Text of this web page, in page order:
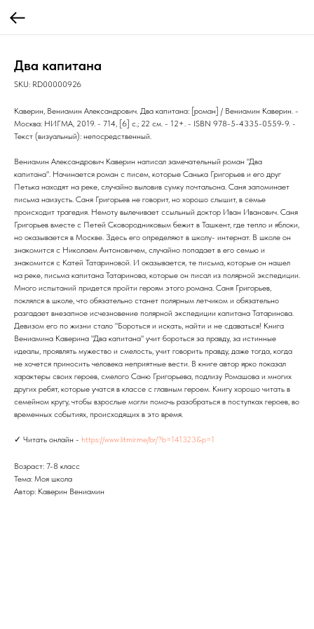
Два капитана
SKU: RD00000926
Каверин, Вениамин Александрович. Два капитана: [роман] / Вениамин Каверин. -
Москва: НИГМА, 2019. - 714, [6] с.; 22 см. - 12+. - ISBN 978-5-4335-0559-9. -
Текст (визуальный): непосредственный.
Вениамин Александрович Каверин написал замечательный роман "Два
капитана". Начинается роман с писем, которые Санька Григорьев и его друг
Петька находят на реке, случайно выловив сумку почтальона. Саня запоминает
письма наизусть. Саня Григорьев не говорит, но хорошо слышит, в семье
происходит трагедия. Немоту вылечивает ссыльный доктор Иван Иванович. Саня
Григорьев вместе с Петей Сковородниковым бежит в Ташкент, где тепло и яблоки,
но оказывается в Москве. Здесь его определяют в школу- интернат. В школе он
знакомится с Николаем Антоновичем, случайно попадает в его семью и
знакомится с Катей Татариновой. И оказывается, те письма, которые он нашел
на реке, письма капитана Татаринова, которые он писал из полярной экспедиции.
Много испытаний придется пройти героям этого романа. Саня Григорьев,
поклялся в школе, что обязательно станет полярным летчиком и обязательно
разгадает внезапное исчезновение полярной экспедиции капитана Татаринова.
Девизом его по жизни стало "Бороться и искать, найти и не сдаваться! Книга
Вениамина Каверина "Два капитана" учит бороться за правду, за истинные
идеалы, проявлять мужество и смелость, учит говорить правду, даже тогда, когда
не хочется приносить человека неприятные вести. В книге автор ярко показал
характеры своих героев, смелого Саню Григорьева, подлизу Ромашова и многих
других ребят, которые учатся в классе с главным героем. Книгу хорошо читать в
семейном кругу, чтобы взрослые могли помочь разобраться в поступках героев, во
временных событиях, происходящих в это время.
✓ Читать онлайн - https://www.litmir.me/br/?b=141323&p=1
Возраст: 7-8 класс
Тема: Моя школа
Автор: Каверин Вениамин